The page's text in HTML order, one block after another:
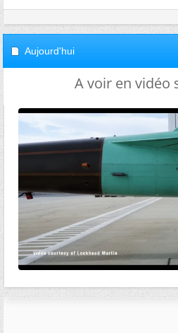
Aujourd'hui
A voir en vidéo